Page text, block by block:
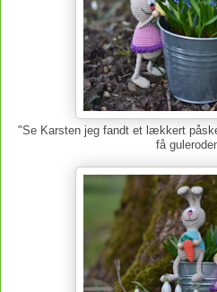
"Se Karsten jeg fandt et lækkert
få